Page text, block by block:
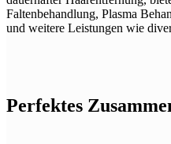
Faltenbehandlung, Plasma
und weitere Leistungen wie
Perfektes